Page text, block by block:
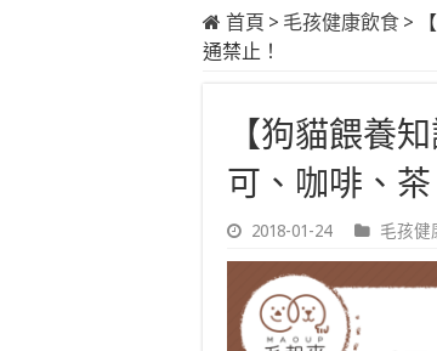
首頁 > 毛孩健康飲食 >
通禁止！
【狗貓餵養
可、咖啡、茶
2018-01-24 毛孩健